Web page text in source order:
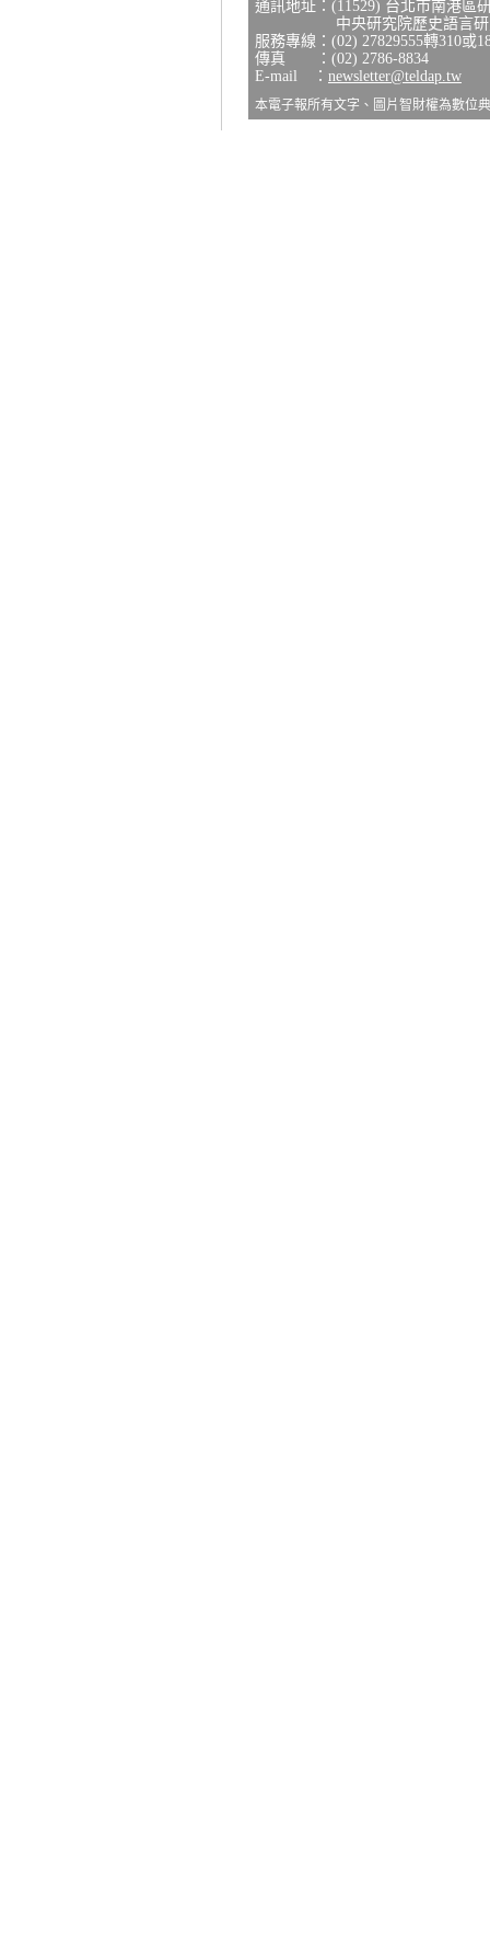
通訊地址：(11529) 台北市南港區
中央研究院歷史語言研究
服務專線：(02) 27829555轉310或
傳真 ：(02) 2786-8834
E-mail ： newsletter@teldap.tw
本電子報所有文字、圖片智財權為數位